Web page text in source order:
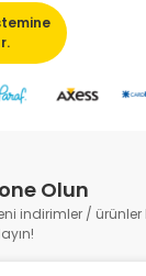
Olun
indirimler /